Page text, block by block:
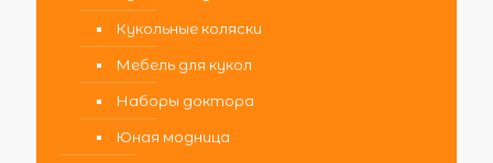
Кукольные коляски
Мебель для кукол
Наборы доктора
Юная модница